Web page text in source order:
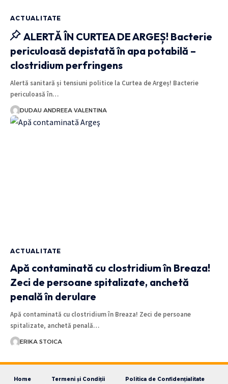
ACTUALITATE
ALERTĂ ÎN CURTEA DE ARGEȘ! Bacterie
periculoasă depistată în apa potabilă –
clostridium perfringens
Alertă sanitară și tensiuni politice la Curtea de Argeș! Bacterie
periculoasă în…
DUDAU ANDREEA VALENTINA
ACTUALITATE
Apă contaminată cu clostridium în Breaza!
Zeci de persoane spitalizate, anchetă
penală în derulare
Apă contaminată cu clostridium în Breaza! Zeci de persoane
spitalizate, anchetă penală…
ERIKA STOICA
Home Termeni și Condiții
Politica de Confidențialitate